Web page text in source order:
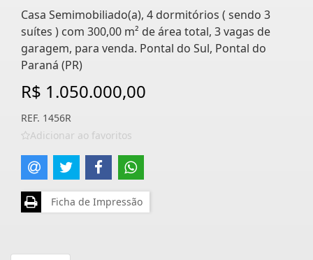
Casa Semimobiliado(a), 4 dormitórios ( sendo 3
suítes ) com 300,00 m² de área total, 3 vagas de
garagem, para venda. Pontal do Sul, Pontal do
Paraná (PR)
R$ 1.050.000,00
REF. 1456R
Adicionar ao favoritos
Ficha de Impressão